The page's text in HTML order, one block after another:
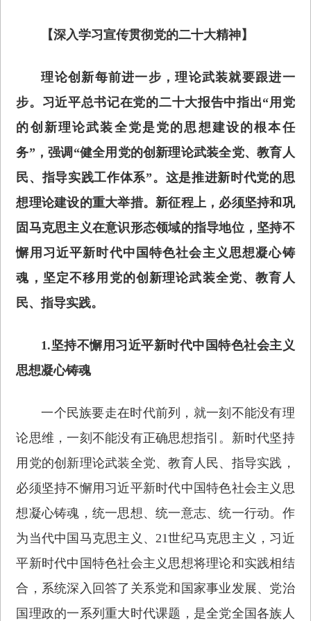
【深入学习宣传贯彻党的二十大精神】
理论创新每前进一步，理论武装就要跟进一
步。习近平总书记在党的二十大报告中指出“用党
的创新理论武装全党是党的思想建设的根本任
务”，强调“健全用党的创新理论武装全党、教育人
民、指导实践工作体系”。这是推进新时代党的思
想理论建设的重大举措。新征程上，必须坚持和巩
固马克思主义在意识形态领域的指导地位，坚持不
懈用习近平新时代中国特色社会主义思想凝心铸
魂，坚定不移用党的创新理论武装全党、教育人
民、指导实践。
1.坚持不懈用习近平新时代中国特色社会主义
思想凝心铸魂
一个民族要走在时代前列，就一刻不能没有理
论思维，一刻不能没有正确思想指引。新时代坚持
用党的创新理论武装全党、教育人民、指导实践，
必须坚持不懈用习近平新时代中国特色社会主义思
想凝心铸魂，统一思想、统一意志、统一行动。作
为当代中国马克思主义、21世纪马克思主义，习近
平新时代中国特色社会主义思想将理论和实践相结
合，系统深入回答了关系党和国家事业发展、党治
国理政的一系列重大时代课题，是全党全国各族人